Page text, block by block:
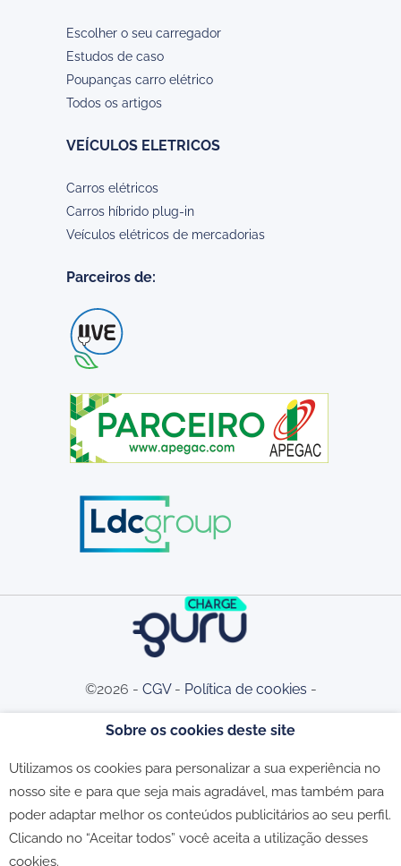
Escolher o seu carregador
Estudos de caso
Poupanças carro elétrico
Todos os artigos
VEÍCULOS ELETRICOS
Carros elétricos
Carros híbrido plug-in
Veículos elétricos de mercadorias
Parceiros de:
©2026 - CGV- Política de cookies -
Reclamações
Sobre os cookies deste site
Utilizamos os cookies para personalizar a sua experiência no
nosso site e para que seja mais agradável, mas também para
poder adaptar melhor os conteúdos publicitários ao seu perfil.
Clicando no “Aceitar todos” você aceita a utilização desses
cookies.